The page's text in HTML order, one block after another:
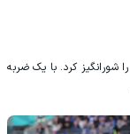
شورانگیز کرد. با یک ضربه